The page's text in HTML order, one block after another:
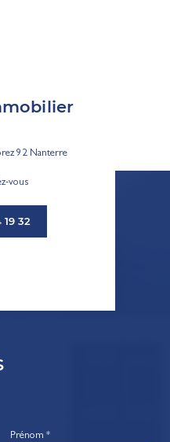
Prénom *
92 Nanterre
vous
19 32